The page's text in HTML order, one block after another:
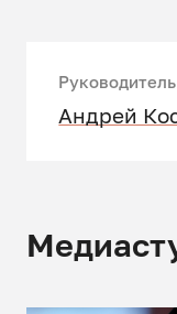
Андрей